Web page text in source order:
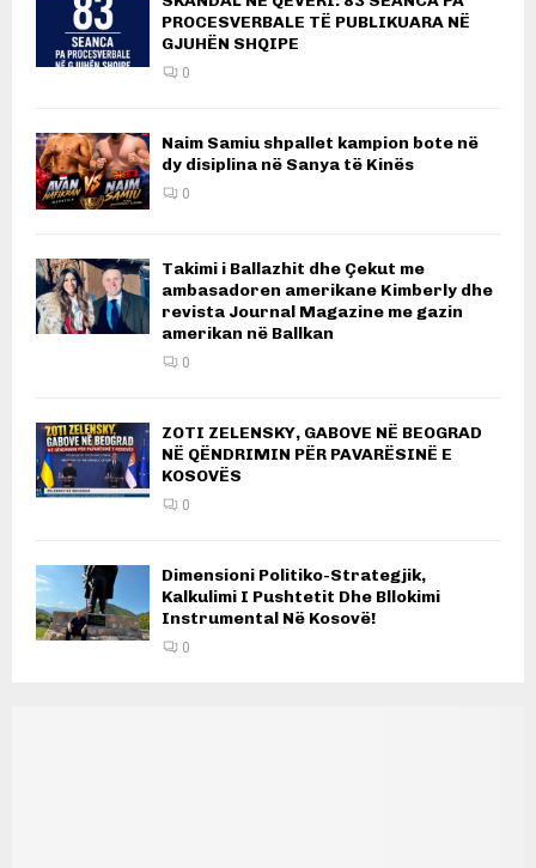
PROCESVERBALE TË PUBLIKUARA NË
GJUHËN SHQIPE
0
Naim Samiu shpallet kampion bote në
dy disiplina në Sanya të Kinës
0
Takimi i Ballazhit dhe Çekut me
ambasadoren amerikane Kimberly dhe
revista Journal Magazine me gazin
amerikan në Ballkan
0
ZOTI ZELENSKY, GABOVE NË BEOGRAD
NË QËNDRIMIN PËR PAVARËSINË E
KOSOVËS
0
Dimensioni Politiko-Strategjik,
Kalkulimi I Pushtetit Dhe Bllokimi
Instrumental Në Kosovë!
0